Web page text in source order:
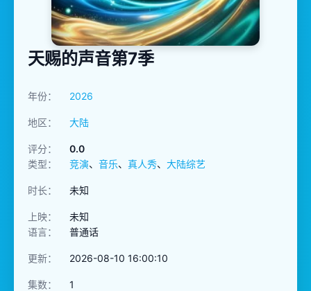
天赐的声音第7季
年份： 2026
地区： 大陆
评分：
0.0
类型：
竞演、 音乐、 真人秀、 大陆综艺
时长： 未知
上映：
未知
语言：
普通话
更新： 2026-08-10 16:00:10
集数： 1